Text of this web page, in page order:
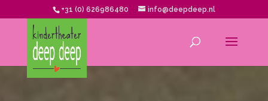
+31 (0) 626986480 info@deepdeep.nl